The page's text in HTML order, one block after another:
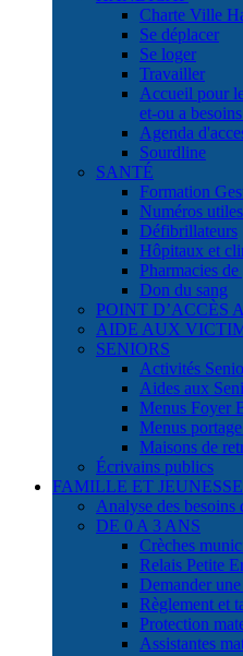
Charte Ville
Se déplacer
Se loger
Travailler
Accueil pour
et-ou a
Agenda
Sourdline
SANTÉ
Formation
Numéros utiles
Défibrillateurs
Hôpitaux et
Pharmacies de
Don du sang
POINT D’ACCÈS
AIDE AUX
SENIORS
Activités
Aides aux
Menus Foyer
Menus
Maisons de
Écrivains publics
FAMILLE ET JEUNESSE
Analyse des besoins
DE 0 A 3 ANS
Crèches
Relais Petite
Demander
Règlement et
Protection
Assistantes